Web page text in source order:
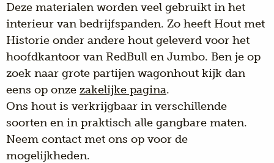
Deze materialen worden veel gebruikt in het
interieur van bedrijfspanden. Zo heeft Hout met
Historie onder andere hout geleverd voor het
hoofdkantoor van RedBull en Jumbo. Ben je op
zoek naar grote partijen wagonhout kijk dan
eens op onze zakelijke pagina.
Ons hout is verkrijgbaar in verschillende
soorten en in praktisch alle gangbare maten.
Neem contact met ons op voor de
mogelijkheden.